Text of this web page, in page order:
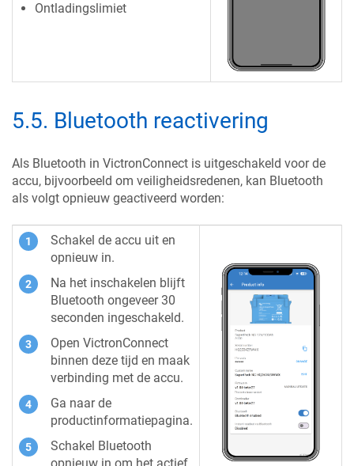
Ontladingslimiet
5.5. Bluetooth reactivering
Als Bluetooth in VictronConnect is uitgeschakeld voor de
accu, bijvoorbeeld om veiligheidsredenen, kan Bluetooth
als volgt opnieuw geactiveerd worden:
Schakel de accu uit en
opnieuw in.
Na het inschakelen blijft
Bluetooth ongeveer 30
seconden ingeschakeld.
Open VictronConnect
binnen deze tijd en maak
verbinding met de accu.
Ga naar de
productinformatiepagina.
Schakel Bluetooth